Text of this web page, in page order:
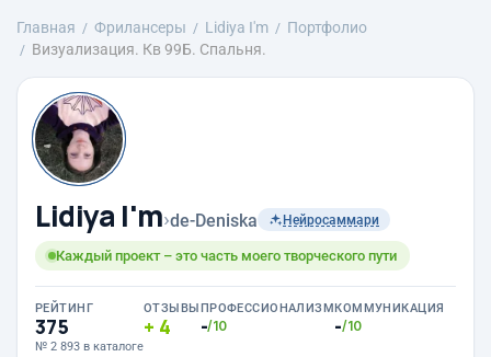
Главная Фрилансеры Lidiya I'm
Портфолио
Визуализация. Кв 99Б. Спальня.
Lidiya I'm›de-Deniska Нейросаммари
Каждый проект – это часть моего творческого пути
РЕЙТИНГ
375
№ 2 893 в каталоге
ОТЗЫВЫ
4
ПРОФЕССИОНАЛИЗМ
-/10
КОММУНИКАЦИЯ
-/10